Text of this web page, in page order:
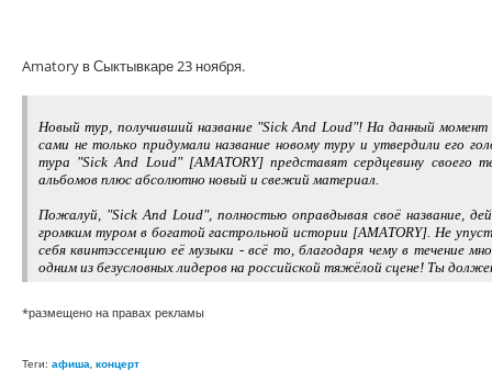
Amatory в Сыктывкаре 23 ноября.
Новый тур, получивший название "Sick And Loud"! На данный
сами не только придумали название новому туру и утвердили его
тура "Sick And Loud" [AMATORY] представят сердцевину
альбомов плюс абсолютно новый и свежий материал.
Пожалуй, "Sick And Loud", полностью оправдывая своё название,
громким туром в богатой гастрольной истории [AMATORY]. Не
себя квинтэссенцию её музыки - всё то, благодаря чему в течение
одним из безусловных лидеров на российской тяжёлой сцене! Ты
*размещено на правах рекламы
Теги: афиша концерт